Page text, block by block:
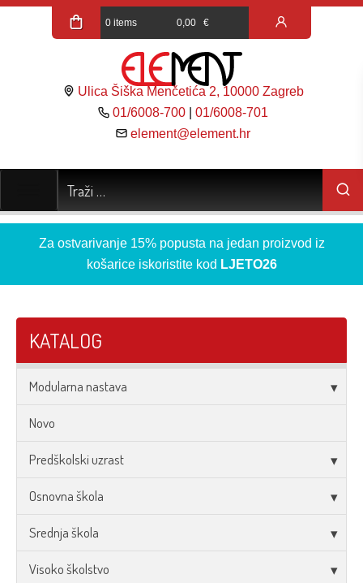
0 items 0,00 €
Ulica Šiška Menčetića 2, 10000 Zagreb
01/6008-700 |01/6008-701
element@element.hr
Za ostvarivanje 15% popusta na jedan proizvod iz
košarice iskoristite kod LJETO26
KATALOG
Modularna nastava
Novo
Predškolski uzrast
Osnovna škola
Srednja škola
Visoko školstvo